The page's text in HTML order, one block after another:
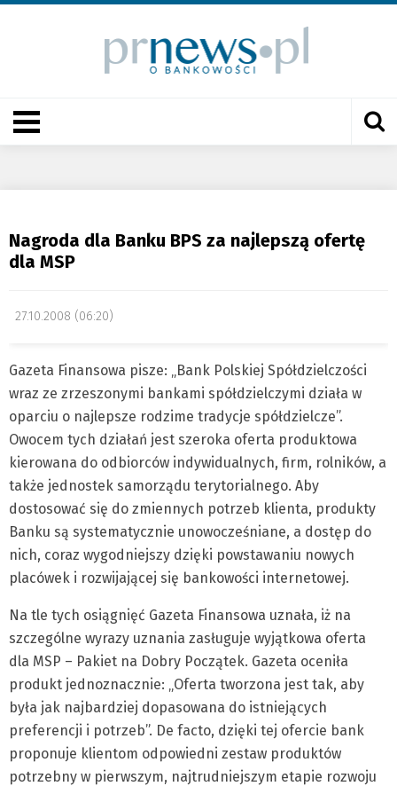
Nagroda dla Banku BPS za najlepszą ofertę
dla MSP
27.10.2008 (06:20)
Gazeta Finansowa pisze: „Bank Polskiej Spółdzielczości
wraz ze zrzeszonymi bankami spółdzielczymi działa w
oparciu o najlepsze rodzime tradycje spółdzielcze”.
Owocem tych działań jest szeroka oferta produktowa
kierowana do odbiorców indywidualnych, firm, rolników, a
także jednostek samorządu terytorialnego. Aby
dostosować się do zmiennych potrzeb klienta, produkty
Banku są systematycznie unowocześniane, a dostęp do
nich, coraz wygodniejszy dzięki powstawaniu nowych
placówek i rozwijającej się bankowości internetowej.
Na tle tych osiągnięć Gazeta Finansowa uznała, iż na
szczególne wyrazy uznania zasługuje wyjątkowa oferta
dla MSP – Pakiet na Dobry Początek. Gazeta oceniła
produkt jednoznacznie: „Oferta tworzona jest tak, aby
była jak najbardziej dopasowana do istniejących
preferencji i potrzeb”. De facto, dzięki tej ofercie bank
proponuje klientom odpowiedni zestaw produktów
potrzebny w pierwszym, najtrudniejszym etapie rozwoju